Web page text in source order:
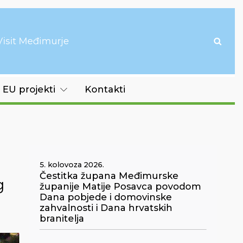
Međimurje
EU projekti Kontakti
5. kolovoza 2026.
Čestitka župana Međimurske
županije Matije Posavca povodom
Dana pobjede i domovinske
zahvalnosti i Dana hrvatskih
branitelja